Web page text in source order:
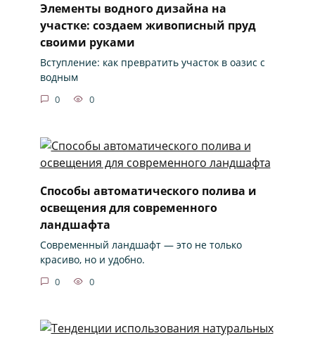
Элементы водного дизайна на
участке: создаем живописный пруд
своими руками
Вступление: как превратить участок в оазис с
водным
0 0
Способы автоматического полива и
освещения для современного
ландшафта
Современный ландшафт — это не только
красиво, но и удобно.
0 0